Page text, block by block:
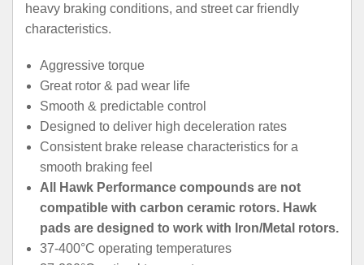
heavy braking conditions, and street car friendly
characteristics.
Aggressive torque
Great rotor & pad wear life
Smooth & predictable control
Designed to deliver high deceleration rates
Consistent brake release characteristics for a
smooth braking feel
All Hawk Performance compounds are not
compatible with carbon ceramic rotors. Hawk
pads are designed to work with Iron/Metal rotors.
37-400°C operating temperatures